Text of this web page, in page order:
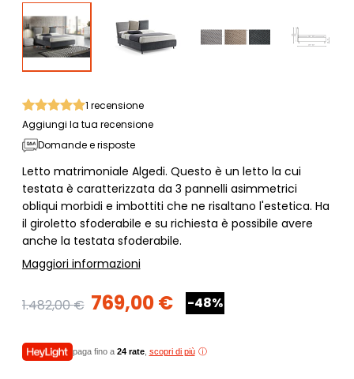
1 recensione
Aggiungi la tua recensione
Domande e risposte
Letto matrimoniale Algedi. Questo è un letto la cui
testata è caratterizzata da 3 pannelli asimmetrici
obliqui morbidi e imbottiti che ne risaltano l'estetica. Ha
il giroletto sfoderabile e su richiesta è possibile avere
anche la testata sfoderabile.
Maggiori informazioni
1.482,00 € 769,00 € -48%
paga fino a 24 rate, scopri di più